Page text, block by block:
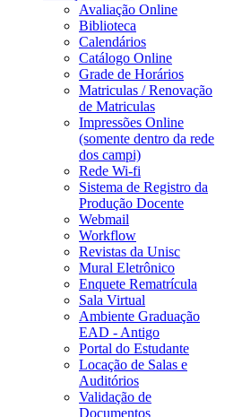
Avaliação Online
Biblioteca
Calendários
Catálogo Online
Grade de Horários
Matriculas / Renovação
de Matriculas
Impressões Online
(somente dentro da rede
dos campi)
Rede Wi-fi
Sistema de Registro da
Produção Docente
Webmail
Workflow
Revistas da Unisc
Mural Eletrônico
Enquete Rematrícula
Sala Virtual
Ambiente Graduação
EAD - Antigo
Portal do Estudante
Locação de Salas e
Auditórios
Validação de
Documentos